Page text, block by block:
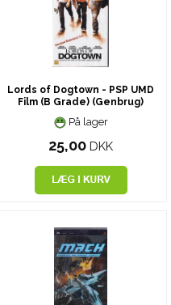
Lords of Dogtown - PSP UMD
Film (B Grade) (Genbrug)
På lager
25,00 DKK